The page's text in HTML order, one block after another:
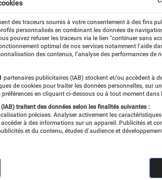
des traceurs soumis à votre consentement à des fins
personnalisés en combinant les données de
pouvez refuser les traceurs via le lien "continuer sans
optimal de nos services notamment l’aide
des contenus, l’analyse des performances de
partenaires publicitaires (IAB) stockent et/ou accèdent à
de cookies pour traiter les données personnelles, sur
préférences en cliquant ci-dessous ou à tout moment dans
traitent des données selon les finalités suivantes :
précises. Analyser activement les
à des informations sur un appareil. Publicités et
et du contenu, études d’audience et